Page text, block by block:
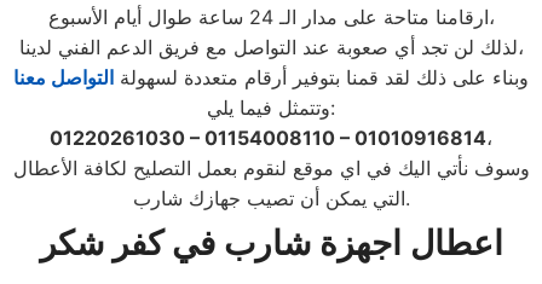
ارقامنا متاحة على مدار الـ 24 ساعة طوال أيام الأسبوع،
لذلك لن تجد أي صعوبة عند التواصل مع فريق الدعم الفني لدينا،
وبناء على ذلك لقد قمنا بتوفير أرقام متعددة لسهولة التواصل معنا
وتتمثل فيما يلي:
01220261030 – 01154008110 – 01010916814،
وسوف نأتي اليك في اي موقع لنقوم بعمل التصليح لكافة الأعطال
التي يمكن أن تصيب جهازك شارب.
اعطال اجهزة شارب في كفر شكر